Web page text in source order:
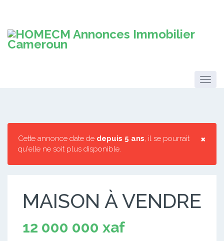
×
Cette annonce date de depuis 5 ans, il se pourrait
qu'elle ne soit plus disponible.
MAISON À VENDRE
12 000 000 xaf